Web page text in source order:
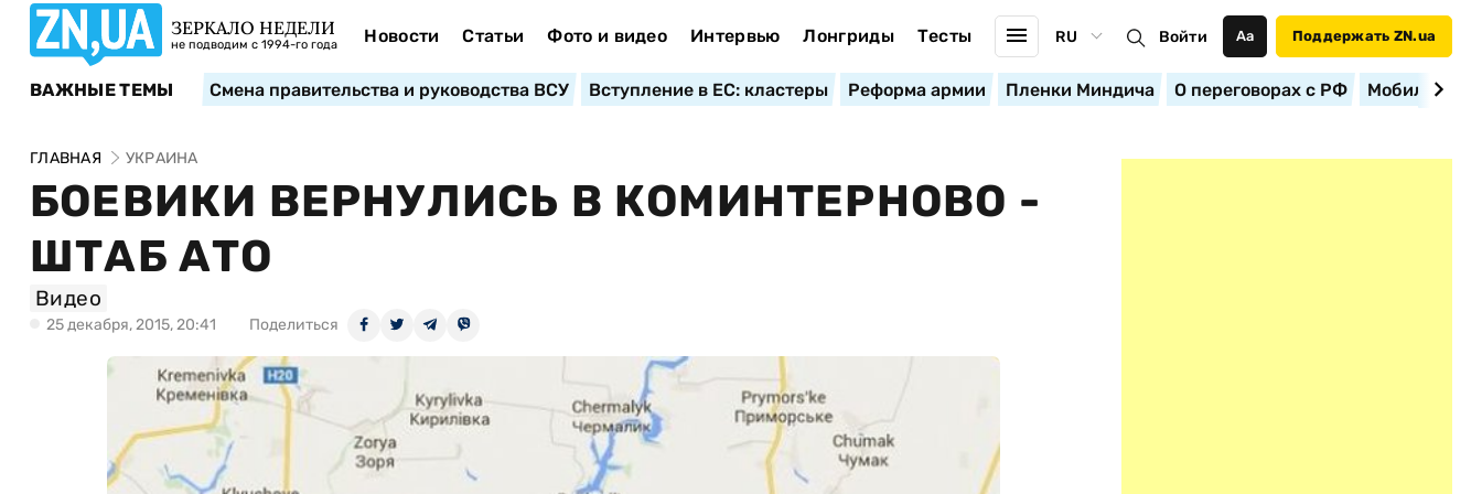
ЗЕРКАЛО НЕДЕЛИ
не подводим с 1994-го года Новости Статьи Фото и видео Интервью Лонгриды Тесты RU Войти Аа Поддержать ZN.ua
ВАЖНЫЕ ТЕМЫ Смена правительства и руководства ВСУ Вступление в ЕС: кластеры Реформа армии Пленки Миндича О переговорах с РФ
ГЛАВНАЯ УКРАИНА
БОЕВИКИ ВЕРНУЛИСЬ В КОМИНТЕРНОВО -
ШТАБ АТО
Видео
25 декабря, 2015, 20:41 Поделиться